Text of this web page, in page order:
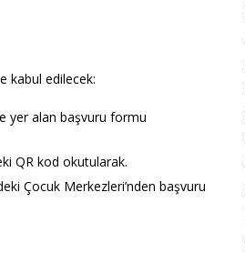
kabul edilecek:
yer alan başvuru formu
QR kod okutularak.
Çocuk Merkezleri’nden başvuru